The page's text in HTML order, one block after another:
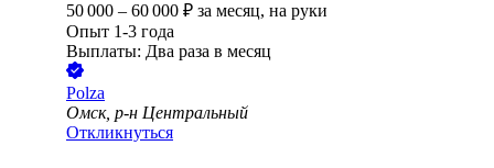
50 000 – 60 000 ₽ за месяц, на руки
Опыт 1-3 года
Выплаты: Два раза в месяц
Polza
Омск, р-н Центральный
Откликнуться